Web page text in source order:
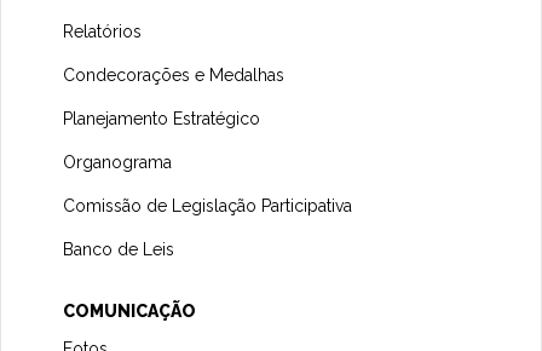
Relatórios
Condecorações e Medalhas
Planejamento Estratégico
Organograma
Comissão de Legislação Participativa
Banco de Leis
COMUNICAÇÃO